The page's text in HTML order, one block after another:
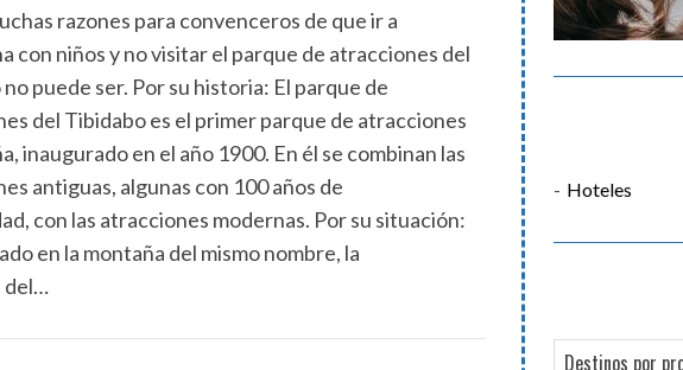
razones para convenceros de que ir a
con niños y no visitar el parque de atracciones del
puede ser. Por su historia: El parque de
del Tibidabo es el primer parque de atracciones
inaugurado en el año 1900. En él se combinan las
antiguas, algunas con 100 años de
con las atracciones modernas. Por su situación:
en la montaña del mismo nombre, la
del…
Hoteles